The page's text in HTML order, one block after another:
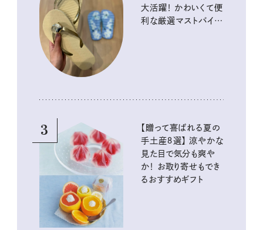
大活躍！ かわいくて便
利な厳選マストバイア
3
【贈って喜ばれる夏の
手土産８選】 涼やかな
見た目で気分も爽や
か！ お取り寄せもでき
るおすすめギフト